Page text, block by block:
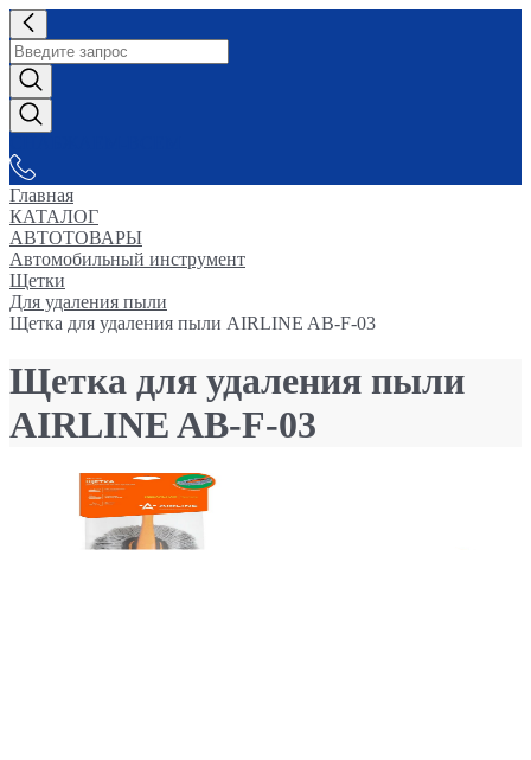
Главная
КАТАЛОГ
АВТОТОВАРЫ
Автомобильный инструмент
Щетки
Для удаления пыли
Щетка для удаления пыли AIRLINE AB-F-03
Щетка для удаления пыли
AIRLINE AB-F-03